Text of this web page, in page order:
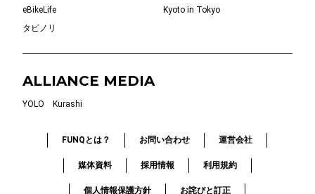
eBikeLife
Kyoto in Tokyo
タビノリ
ALLIANCE MEDIA
YOLO Kurashi
FUNQとは？ お問い合わせ 運営会社
媒体資料 採用情報 利用規約
個人情報保護方針 お詫びと訂正